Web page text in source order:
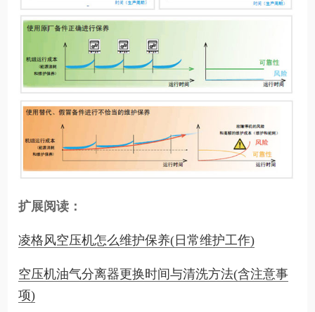
扩展阅读：
凌格风空压机怎么维护保养(日常维护工作)
空压机油气分离器更换时间与清洗方法(含注意事
项)